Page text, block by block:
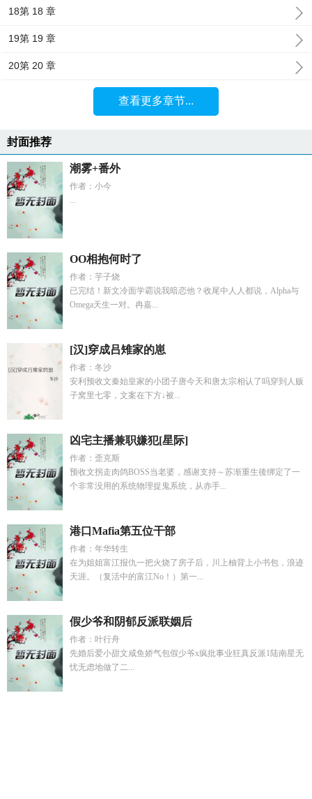
18第 18 章
19第 19 章
20第 20 章
查看更多章节...
封面推荐
潮雾+番外
作者：小今
...
OO相抱何时了
作者：芋子烧
已完结！新文冷面学霸说我暗恋他？收尾中人人都说，Alpha与
Omega天生一对。冉嘉...
[汉]穿成吕雉家的崽
作者：冬沙
安利预收文秦始皇家的小团子唐今天和唐太宗相认了吗穿到人贩
子窝里七零，文案在下方↓被...
凶宅主播兼职嫌犯[星际]
作者：歪克斯
预收文拐走肉鸽BOSS当老婆，感谢支持～苏渐重生後绑定了一
个非常没用的系统物理捉鬼系统，从赤手...
港口Mafia第五位干部
作者：年华转生
在为姐姐富江报仇一把火烧了房子后，川上柚背上小书包，浪迹
天涯。（复活中的富江No！）第一...
假少爷和阴郁反派联姻后
作者：叶行舟
先婚后爱小甜文咸鱼娇气包假少爷x疯批事业狂真反派1陆南星无
忧无虑地做了二...